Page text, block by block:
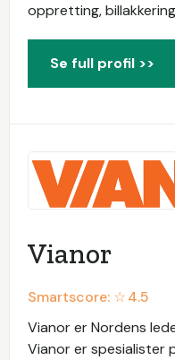
oppretting,
Se full profil >>
Vianor
Smartscore: ☆4.5
Vianor er Nordens
Vianor er spesialister